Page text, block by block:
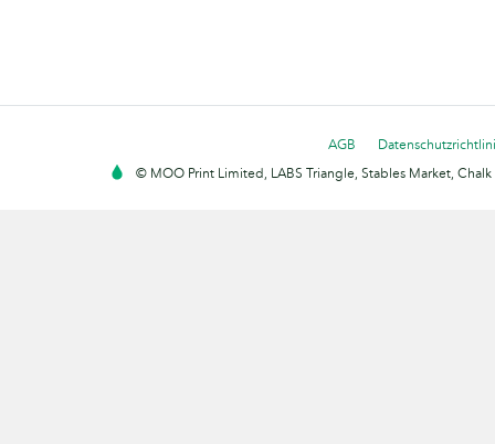
AGB
© MOO Print Limited, LABS Triangle, Stables Market,